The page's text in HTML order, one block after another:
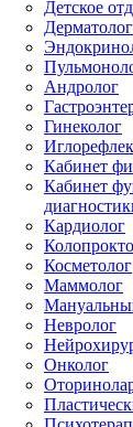
Детское
Дерматолог
Андролог
Гинеколог
Кабинет
Кабинет
Кардиолог
Косметолог
Маммолог
Невролог
Онколог